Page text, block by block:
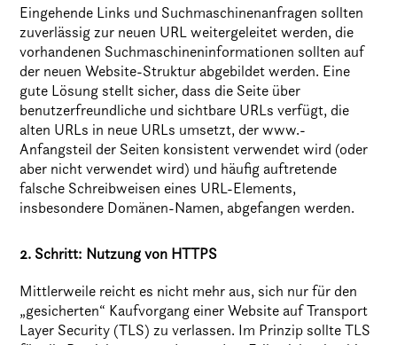
Eingehende Links und Suchmaschinenanfragen sollten
zuverlässig zur neuen URL weitergeleitet werden, die
vorhandenen Suchmaschineninformationen sollten auf
der neuen Website-Struktur abgebildet werden. Eine
gute Lösung stellt sicher, dass die Seite über
benutzerfreundliche und sichtbare URLs verfügt, die
alten URLs in neue URLs umsetzt, der www.-
Anfangsteil der Seiten konsistent verwendet wird (oder
aber nicht verwendet wird) und häufig auftretende
falsche Schreibweisen eines URL-Elements,
insbesondere Domänen-Namen, abgefangen werden.
2. Schritt: Nutzung von HTTPS
Mittlerweile reicht es nicht mehr aus, sich nur für den
„gesicherten“ Kaufvorgang einer Website auf Transport
Layer Security (TLS) zu verlassen. Im Prinzip sollte TLS